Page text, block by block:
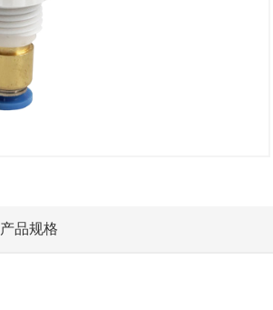
产品规格